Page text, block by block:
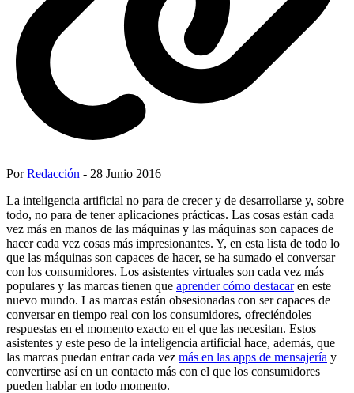
PorRedacción - 28 Junio 2016
La inteligencia artificial no para de crecer y de desarrollarse y, sobre
todo, no para de tener aplicaciones prácticas. Las cosas están cada
vez más en manos de las máquinas y las máquinas son capaces de
hacer cada vez cosas más impresionantes. Y, en esta lista de todo lo
que las máquinas son capaces de hacer, se ha sumado el conversar
con los consumidores. Los asistentes virtuales son cada vez más
populares y las marcas tienen que aprender cómo destacaren este
nuevo mundo. Las marcas están obsesionadas con ser capaces de
conversar en tiempo real con los consumidores, ofreciéndoles
respuestas en el momento exacto en el que las necesitan. Estos
asistentes y este peso de la inteligencia artificial hace, además, que
las marcas puedan entrar cada vez más en las apps de mensajería y
convertirse así en un contacto más con el que los consumidores
pueden hablar en todo momento.